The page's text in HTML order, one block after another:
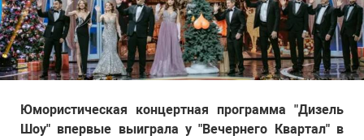
Юмористическая концертная программа "Дизель
Шоу" впервые выиграла у "Вечернего Квартал" в